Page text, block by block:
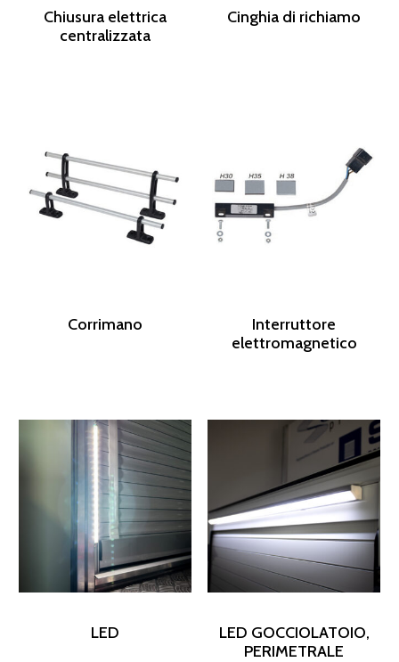
Chiusura elettrica
centralizzata
Cinghia di richiamo
Corrimano
Interruttore
elettromagnetico
LED
LED GOCCIOLATOIO,
PERIMETRALE